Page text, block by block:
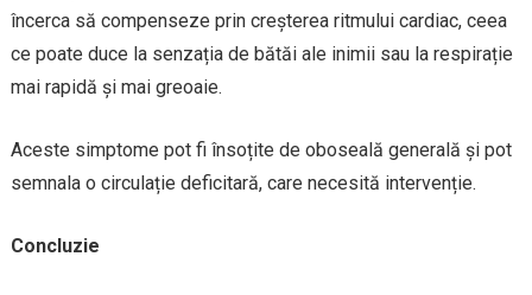
încerca să compenseze prin creșterea ritmului cardiac, ceea
ce poate duce la senzația de bătăi ale inimii sau la respirație
mai rapidă și mai greoaie.
Aceste simptome pot fi însoțite de oboseală generală și pot
semnala o circulație deficitară, care necesită intervenție.
Concluzie